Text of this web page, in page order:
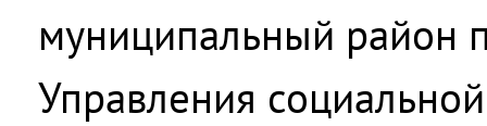
муниципальный район
Управления